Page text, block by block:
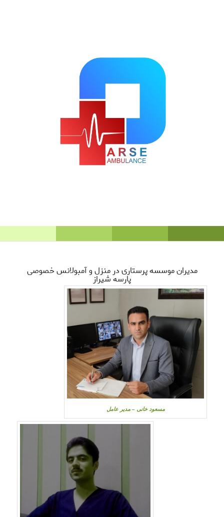
مدیران موسسه پرستاری در منزل و آمبولانس خصوصی
پارسه شیراز
مسعود خانی – مدیر عامل